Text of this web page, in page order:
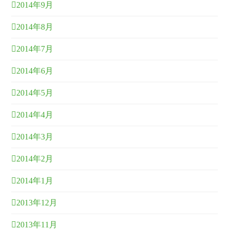
2014年9月
2014年8月
2014年7月
2014年6月
2014年5月
2014年4月
2014年3月
2014年2月
2014年1月
2013年12月
2013年11月